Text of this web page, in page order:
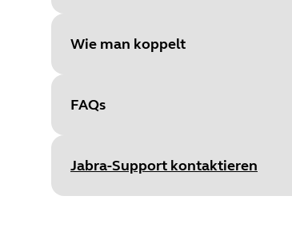
Size 3.1 MB
Wie man koppelt
FAQs
Jabra-Support kontaktieren